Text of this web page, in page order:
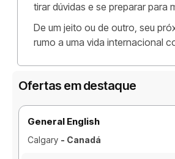
tirar dúvidas e se preparar para
De um jeito ou de outro, seu
rumo a uma vida internacional
Ofertas em destaque
General English
Calgary - Canadá